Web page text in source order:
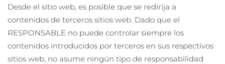
Desde el sitio web, es posible que se redirija a
contenidos de terceros sitios web. Dado que el
RESPONSABLE no puede controlar siempre los
contenidos introducidos por terceros en sus respectivos
sitios web, no asume ningún tipo de responsabilidad